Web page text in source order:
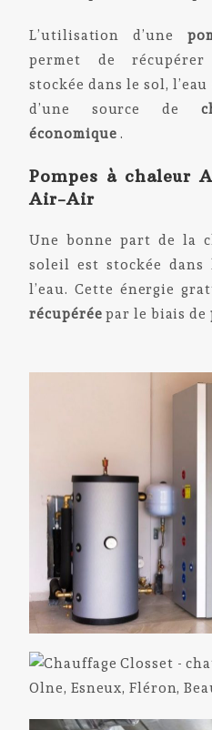
L’utilisation d’une
permet de récupérer
stockée dans le sol,
d’une source de
économique.
Pompes à chaleur
Air-Air
Une bonne part de la
soleil est stockée
l’eau. Cette énergie
récupérée par le biais de